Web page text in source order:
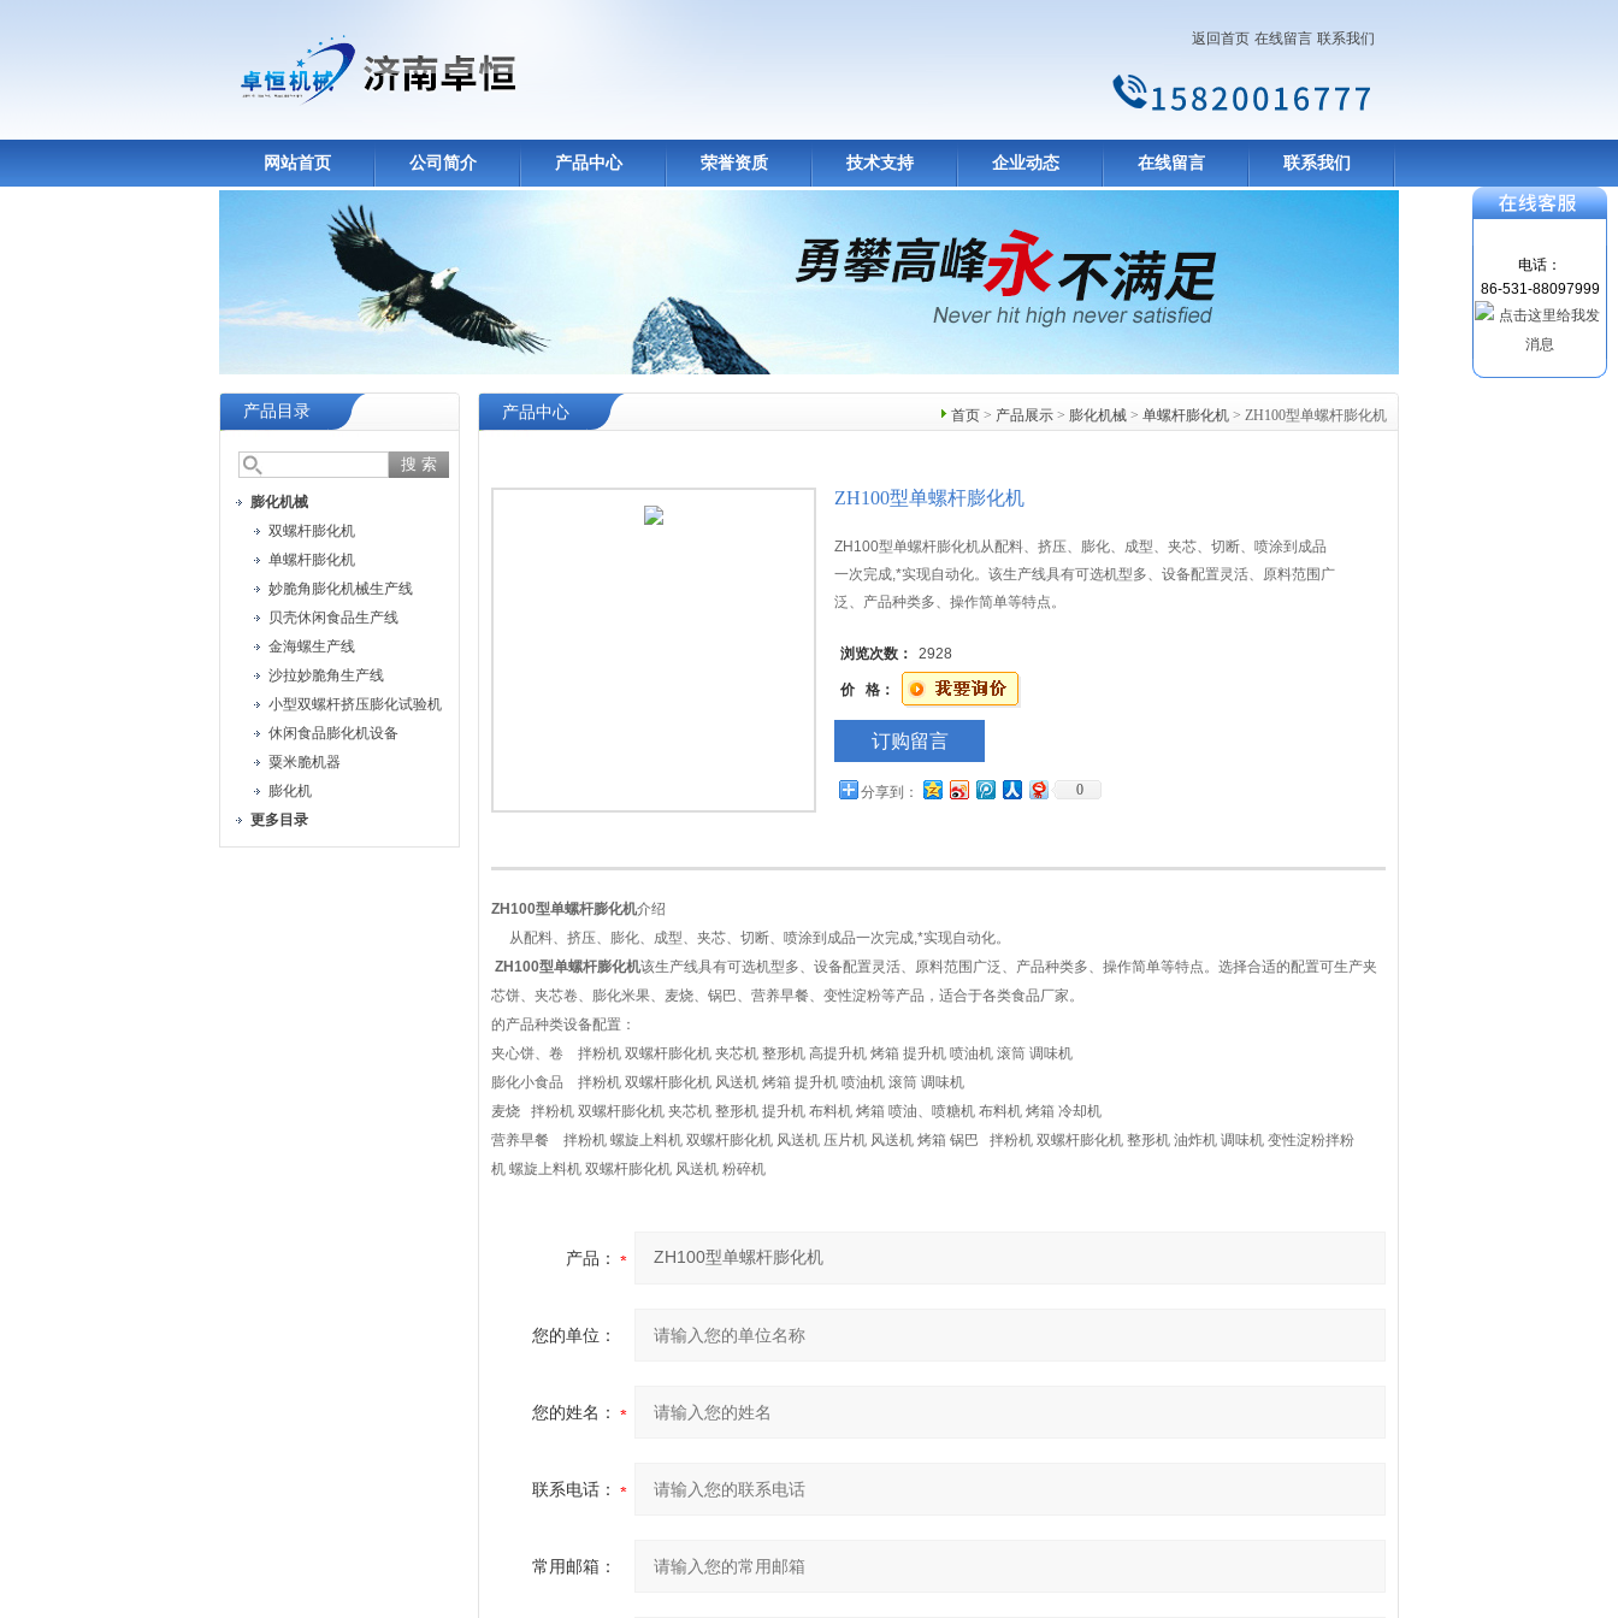
返回首页 在线留言 联系我们
网站首页 公司简介 产品中心 荣誉资质 技术支持 企业动态 在线留言 联系我们
产品目录
膨化机械
双螺杆膨化机
单螺杆膨化机
妙脆角膨化机械生产线
贝壳休闲食品生产线
金海螺生产线
沙拉妙脆角生产线
小型双螺杆挤压膨化试验机
休闲食品膨化机设备
粟米脆机器
膨化机
更多目录
首页 > 产品展示 > 膨化机械 > 单螺杆膨化机 > ZH100型单螺杆膨化机
产品中心
ZH100型单螺杆膨化机
ZH100型单螺杆膨化机从配料、挤压、膨化、成型、夹芯、切断、喷涂到成品
一次完成,*实现自动化。该生产线具有可选机型多、设备配置灵活、原料范围广
泛、产品种类多、操作简单等特点。
浏览次数： 2928
价 格：
订购留言
分享到： 0
ZH100型单螺杆膨化机介绍
从配料、挤压、膨化、成型、夹芯、切断、喷涂到成品一次完成,*实现自动化。
ZH100型单螺杆膨化机该生产线具有可选机型多、设备配置灵活、原料范围广泛、产品种类多、操作简单等特点。 选择合适的配置可生产夹
芯饼、夹芯卷、膨化米果、麦烧、锅巴、营养早餐、变性淀粉等产品，适合于各类食品厂家。
的产品种类设备配置：
夹心饼、卷 拌粉机 双螺杆膨化机 夹芯机 整形机 高提升机 烤箱 提升机 喷油机 滚筒 调味机
膨化小食品 拌粉机 双螺杆膨化机 风送机 烤箱 提升机 喷油机 滚筒 调味机
麦烧 拌粉机 双螺杆膨化机 夹芯机 整形机 提升机 布料机 烤箱 喷油、喷糖机 布料机 烤箱 冷却机
营养早餐 拌粉机 螺旋上料机 双螺杆膨化机 风送机 压片机 风送机 烤箱 锅巴 拌粉机 双螺杆膨化机 整形机 油炸机 调味机 变性淀粉拌粉
机 螺旋上料机 双螺杆膨化机 风送机 粉碎机
产品：
您的单位：
您的姓名：
联系电话：
常用邮箱：
电话：
86-531-88097999